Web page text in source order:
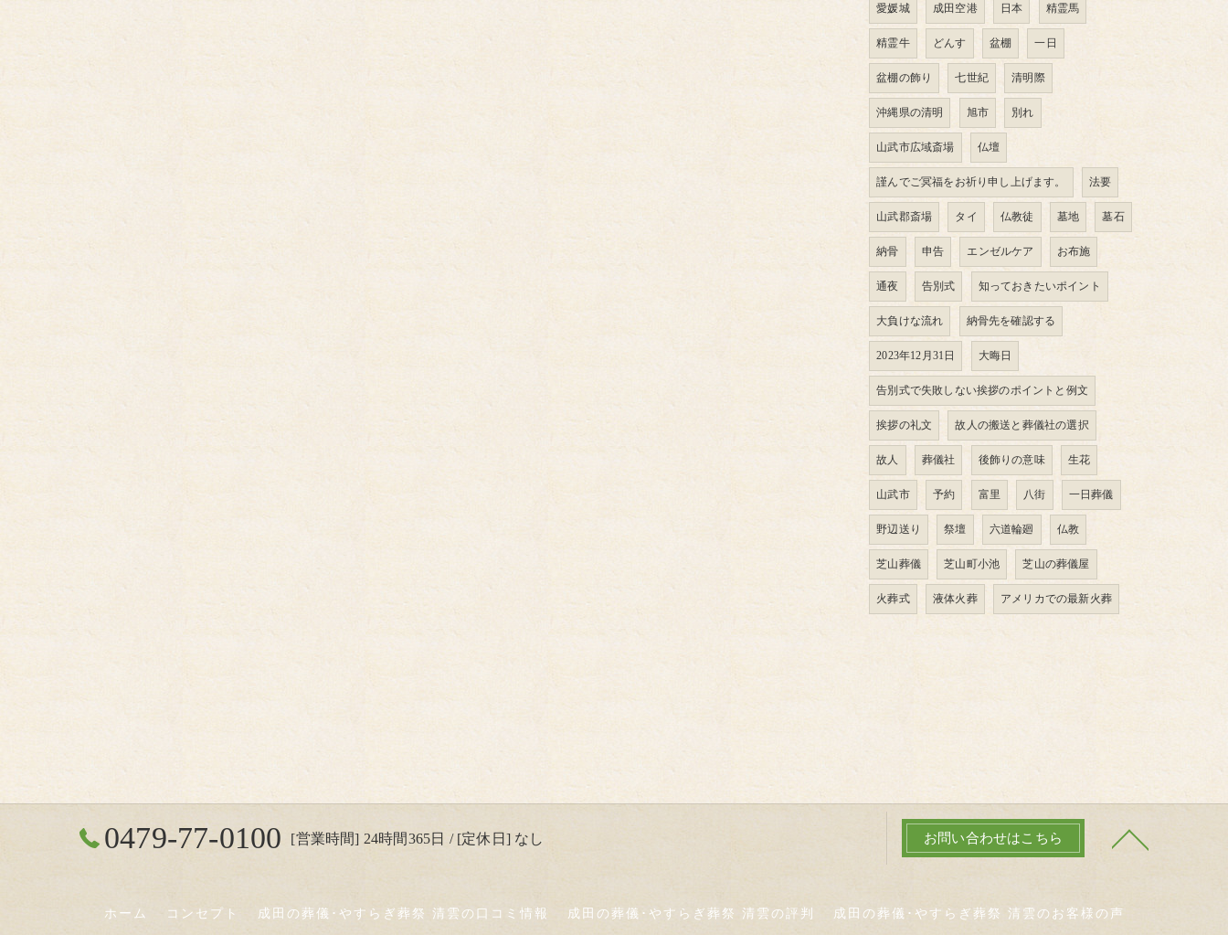
愛媛城 成田空港 日本 精霊馬
精霊牛 どんす 盆棚 一日
盆棚の飾り 七世紀 清明際
沖縄県の清明 旭市 別れ
山武市広域斎場 仏壇
謹んでご冥福をお祈り申し上げます。 法要
山武郡斎場 タイ 仏教徒 墓地 墓石
納骨 申告 エンゼルケア お布施
通夜 告別式 知っておきたいポイント
大負けな流れ 納骨先を確認する
2023年12月31日 大晦日
告別式で失敗しない挨拶のポイントと例文
挨拶の礼文 故人の搬送と葬儀社の選択
故人 葬儀社 後飾りの意味 生花
山武市 予約 富里 八街 一日葬儀
野辺送り 祭壇 六道輪廻 仏教
芝山葬儀 芝山町小池 芝山の葬儀屋
火葬式 液体火葬 アメリカでの最新火葬
0479-77-0100 [営業時間] 24時間365日 / [定休日] なし お問い合わせはこちら
ホーム コンセプト 成田の葬儀･やすらぎ葬祭 清雲の口コミ情報 成田の葬儀･やすらぎ葬祭 清雲の評判 成田の葬儀･やすらぎ葬祭 清雲のお客様の声